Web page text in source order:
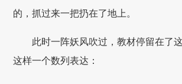
的，抓过来一把扔在了地上。
此时一阵妖风吹过，教材停留在了
这样一个数列表达：